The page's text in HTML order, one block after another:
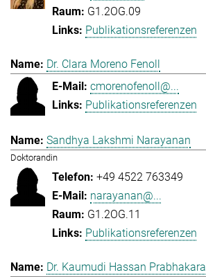
G1.2OG.09
Publikationsreferenzen
Dr. Clara Moreno Fenoll
cmorenofenoll@...
Publikationsreferenzen
Sandhya Lakshmi Narayanan
Doktorandin
+49 4522 763349
narayanan@...
G1.2OG.11
Publikationsreferenzen
Dr. Kaumudi Hassan Prabhakara